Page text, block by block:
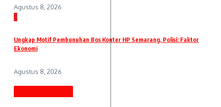
Agustus 8, 2026
3
Ungkap Motif Pembunuhan Bos Konter HP Semarang, Polisi: Faktor
Ekonomi
Agustus 8, 2026